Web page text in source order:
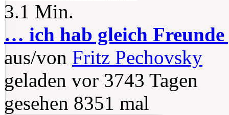
3.1 Min.
… ich hab gleich Freunde
aus/von Fritz Pechovsky
geladen vor 3743 Tagen
gesehen 8351 mal